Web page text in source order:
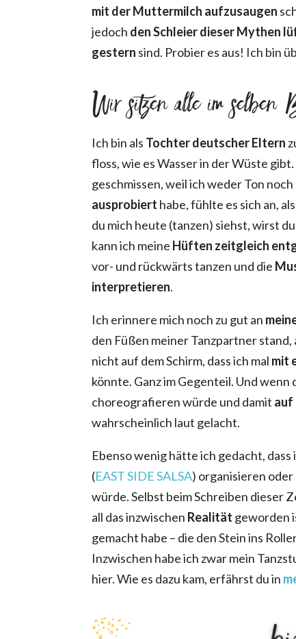
mit der Muttermilch aufzusaugen
jedoch den Schleier dieser Mythen
gestern sind. Probier es aus! Ich bin
Wir sitzen alle im selben
Ich bin als Tochter deutscher Eltern
floss, wie es Wasser in der Wüste
geschmissen, weil ich weder Ton
ausprobiert habe, fühlte es sich an,
du mich heute (tanzen) siehst, wirst
kann ich meine Hüften zeitgleich
vor- und rückwärts tanzen und die
interpretieren.
Ich erinnere mich noch zu gut an
den Füßen meiner Tanzpartner
nicht auf dem Schirm, dass ich mal mit
könnte. Ganz im Gegenteil. Und wenn
choreografieren würde und damit auf
wahrscheinlich laut gelacht.
Ebenso wenig hätte ich gedacht, dass
(EAST SIDE SALSA) organisieren oder
würde. Selbst beim Schreiben dieser
all das inzwischen Realität geworden
gemacht habe – die den Stein ins
Inzwischen habe ich zwar mein
hier. Wie es dazu kam, erfährst du in